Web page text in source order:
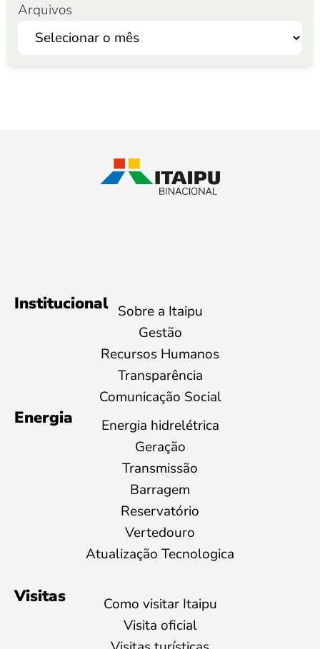
Arquivos
Institucional Sobre a Itaipu
Gestão
Recursos Humanos
Transparência
Comunicação Social
Energia
Energia hidrelétrica
Geração
Transmissão
Barragem
Reservatório
Vertedouro
Atualização Tecnologica
Visitas
Como visitar Itaipu
Visita oficial